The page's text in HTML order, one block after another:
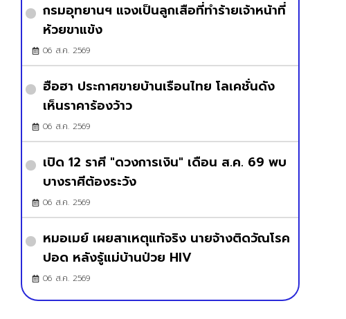
กรมอุทยานฯ แจงเป็นลูกเสือที่ทำร้ายเจ้าหน้าที่
ห้วยขาแข้ง
06 ส.ค. 2569
ฮือฮา ประกาศขายบ้านเรือนไทย โลเคชั่นดัง
เห็นราคาร้องว้าว
06 ส.ค. 2569
เปิด 12 ราศี "ดวงการเงิน" เดือน ส.ค. 69 พบ
บางราศีต้องระวัง
06 ส.ค. 2569
หมอเมย์ เผยสาเหตุแท้จริง นายจ้างติดวัณโรค
ปอด หลังรู้แม่บ้านป่วย HIV
06 ส.ค. 2569